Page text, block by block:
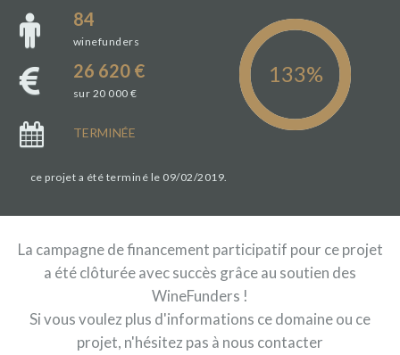
84
winefunders
26 620 €
sur 20 000 €
TERMINÉE
ce projet a été terminé le 09/02/2019.
La campagne de financement participatif pour ce projet
a été clôturée avec succès grâce au soutien des
WineFunders !
Si vous voulez plus d'informations ce domaine ou ce
projet, n'hésitez pas à nous contacter